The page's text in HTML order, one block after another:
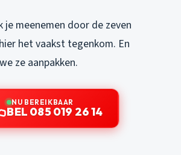
je meenemen door de zeven
het vaakst tegenkom. En
ze aanpakken.
NU BEREIKBAAR
BEL 085 019 26 14